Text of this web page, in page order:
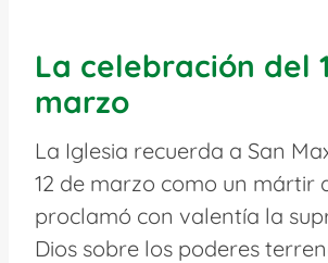
La celebración del
marzo
La Iglesia recuerda a San
12 de marzo como un mártir
proclamó con valentía la
Dios sobre los poderes